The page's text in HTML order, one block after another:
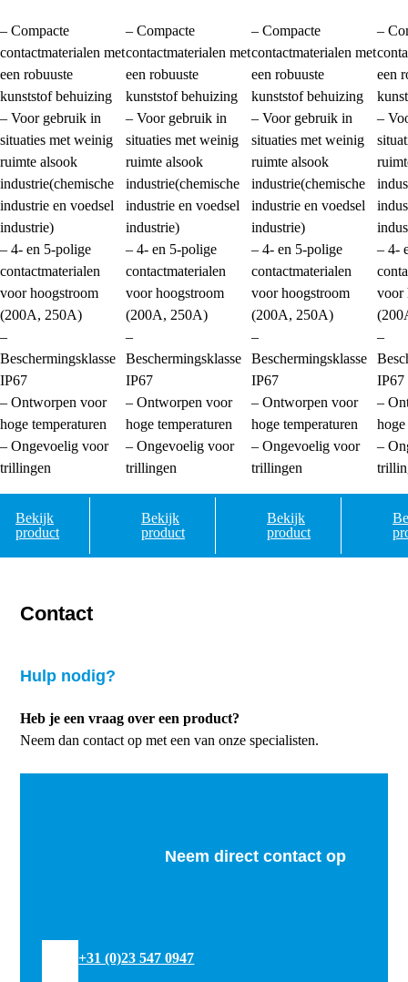
– Compacte
contactmaterialen met
een robuuste
kunststof behuizing
– Voor gebruik in
situaties met weinig
ruimte alsook
industrie(chemische
industrie en voedsel
industrie)
– 4- en 5-polige
contactmaterialen
voor hoogstroom
(200A, 250A)
–
Beschermingsklasse
IP67
– Ontworpen voor
hoge temperaturen
– Ongevoelig voor
trillingen
Bekijk
product
– Compacte
contactmaterialen met
een robuuste
kunststof behuizing
– Voor gebruik in
situaties met weinig
ruimte alsook
industrie(chemische
industrie en voedsel
industrie)
– 4- en 5-polige
contactmaterialen
voor hoogstroom
(200A, 250A)
–
Beschermingsklasse
IP67
– Ontworpen voor
hoge temperaturen
– Ongevoelig voor
trillingen
Bekijk
product
– Compacte
contactmaterialen met
een robuuste
kunststof behuizing
– Voor gebruik in
situaties met weinig
ruimte alsook
industrie(chemische
industrie en voedsel
industrie)
– 4- en 5-polige
contactmaterialen
voor hoogstroom
(200A, 250A)
–
Beschermingsklasse
IP67
– Ontworpen voor
hoge temperaturen
– Ongevoelig voor
trillingen
Bekijk
product
–
een
–
– 4-
voor
–
IP67
–
hoge
–
Contact
Hulp nodig?
Heb je een vraag over een product?
Neem dan contact op met een van onze specialisten.
Neem direct contact op
+31 (0)23 547 0947